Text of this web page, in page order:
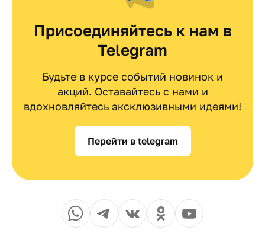
Присоединяйтесь к нам в
Telegram
Будьте в курсе событий новинок и
акций. Оставайтесь с нами и
вдохновляйтесь эксклюзивными идеями!
Перейти в telegram